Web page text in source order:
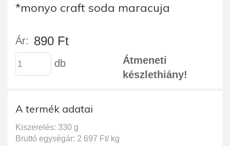
*monyo craft soda maracuja
Ár: 890 Ft
db
Átmeneti
készlethiány!
A termék adatai
Kiszerelés: 330 g
Bruttó egységár: 2 697 Ft/ kg